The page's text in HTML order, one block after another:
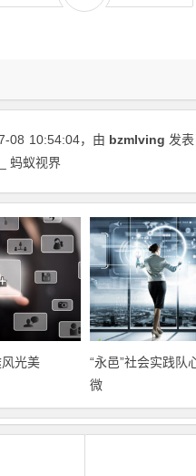
08 10:54:04，由 bzmlving 发表
蚂蚁视界
风光美
“永邑”社会实践队
微